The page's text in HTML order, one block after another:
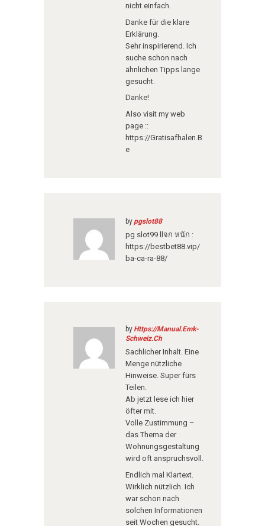
nicht einfach.
Danke für die klare
Erklärung.
Sehr inspirierend. Ich
suche schon nach
ähnlichen Tipps lange
gesucht.
Danke!
Also visit my web
page ::
https://Gratisafhalen.B
e
bypgslot88
pg slot99 llจก หนัก :
https://bestbet88.vip/
ba-ca-ra-88/
by Https://Manual.Emk-
Schweiz.Ch
Sachlicher Inhalt. Eine
Menge nützliche
Hinweise. Super fürs
Teilen.
Ab jetzt lese ich hier
öfter mit.
Volle Zustimmung –
das Thema der
Wohnungsgestaltung
wird oft anspruchsvoll.
Endlich mal Klartext.
Wirklich nützlich. Ich
war schon nach
solchen Informationen
seit Wochen gesucht.